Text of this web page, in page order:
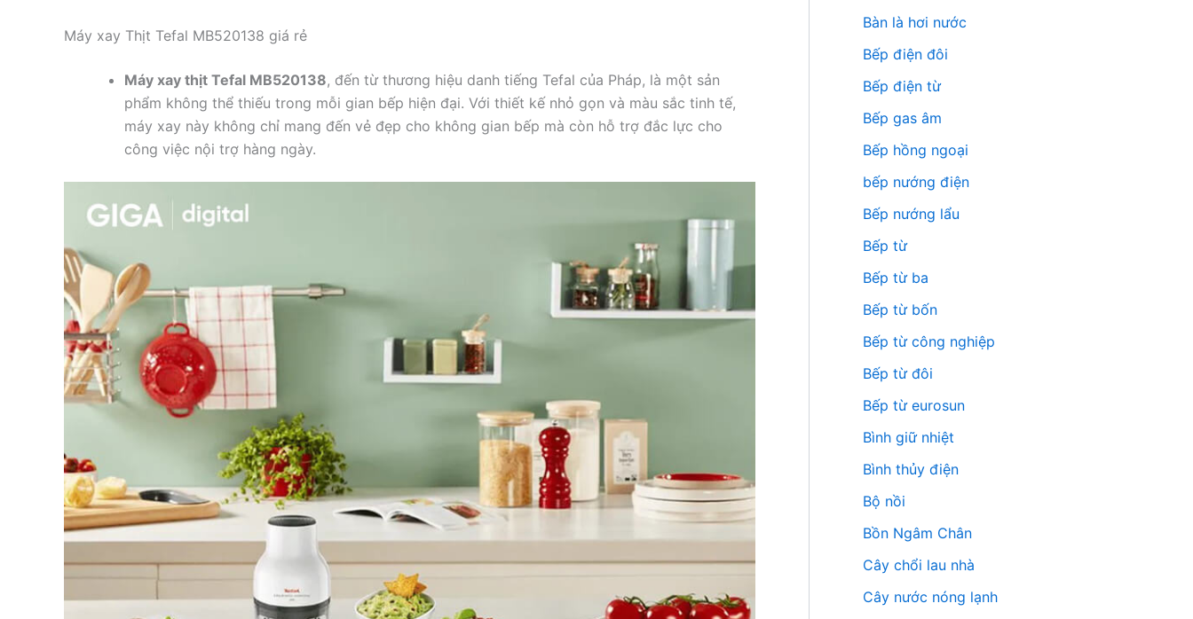
Máy xay Thịt Tefal MB520138 giá rẻ
Máy xay thịt Tefal MB520138, đến từ thương hiệu danh tiếng Tefal của Pháp, là một sản
phẩm không thể thiếu trong mỗi gian bếp hiện đại. Với thiết kế nhỏ gọn và màu sắc tinh tế,
máy xay này không chỉ mang đến vẻ đẹp cho không gian bếp mà còn hỗ trợ đắc lực cho
công việc nội trợ hàng ngày.
Bàn là hơi nước
Bếp điện đôi
Bếp điện từ
Bếp gas âm
Bếp hồng ngoại
bếp nướng điện
Bếp nướng lẩu
Bếp từ
Bếp từ ba
Bếp từ bốn
Bếp từ công nghiệp
Bếp từ đôi
Bếp từ eurosun
Bình giữ nhiệt
Bình thủy điện
Bộ nồi
Bồn Ngâm Chân
Cây chổi lau nhà
Cây nước nóng lạnh